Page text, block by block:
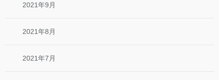
2021年9月
2021年8月
2021年7月